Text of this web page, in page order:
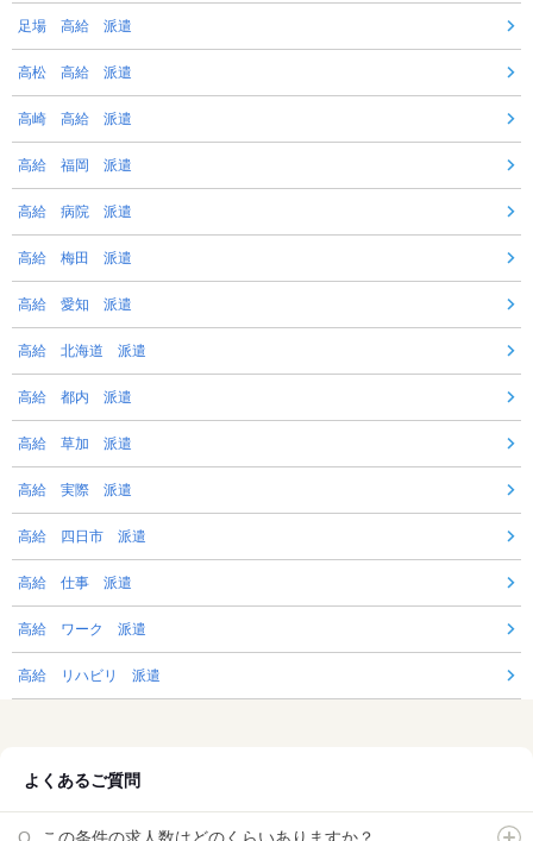
足場 高給 派遣
高松 高給 派遣
高崎 高給 派遣
高給 福岡 派遣
高給 病院 派遣
高給 梅田 派遣
高給 愛知 派遣
高給 北海道 派遣
高給 都内 派遣
高給 草加 派遣
高給 実際 派遣
高給 四日市 派遣
高給 仕事 派遣
高給 ワーク 派遣
高給 リハビリ 派遣
よくあるご質問